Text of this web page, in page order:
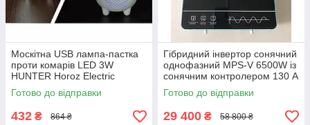
Москітна USB лампа-пастка
проти комарів LED 3W
HUNTER Horoz Electric
Готово до відправки
432 ₴ 864 ₴
Гібридний інвертор сонячний
однофазний MPS-V 6500W із
сонячним контролером 130 A
MPPT 6.5 кВт 48В скляний
сенсорний екран
Готово до відправки
29 400 ₴ 58 800 ₴